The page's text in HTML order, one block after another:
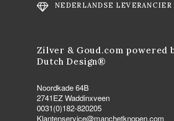
NEDERLANDSE LEVERANCIER
Zilver & Goud.com powered
Dutch Design®
Noordkade 64B
2741EZ Waddinxveen
0031(0)182-820205
Klantenservice@manchetknopen.com